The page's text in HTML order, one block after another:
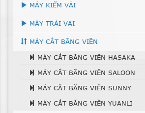
MÁY KIỂM VẢI
MÁY TRẢI VẢI
MÁY CẮT BĂNG VIỀN
MÁY CẮT BĂNG VIÊN HASAKA
MÁY CẮT BĂNG VIÊN SALOON
MÁY CẮT BĂNG VIÊN SUNNY
MÁY CẮT BĂNG VIỀN YUANLI